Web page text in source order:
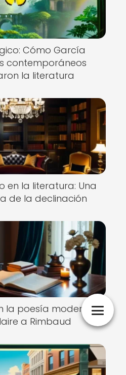
Cómo García
contemporáneos
la literatura
en la literatura: Una
de la declinación
la poesía moderna:
a Rimbaud